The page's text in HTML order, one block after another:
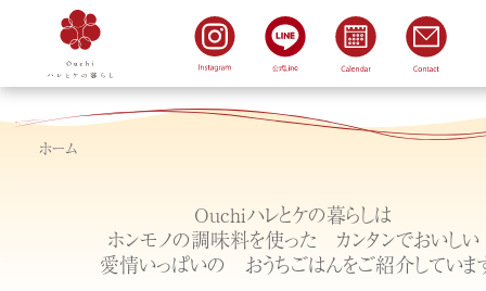
ホーム
Ouchiハレとケの暮らしは
ホンモノの調味料を使った カンタンでおいしい
愛情いっぱいの おうちごはんをご紹介していま